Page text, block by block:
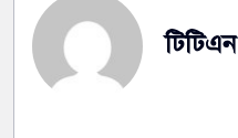
টিটিএন